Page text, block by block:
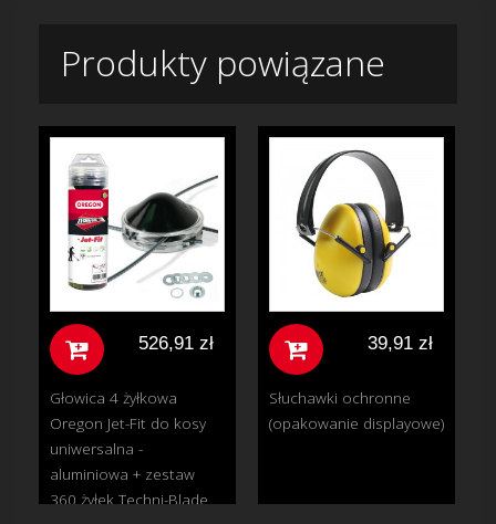
Produkty powiązane
526,91 zł
Głowica 4 żyłkowa
Oregon Jet-Fit do kosy
uniwersalna -
aluminiowa + zestaw
360 żyłek Techni-Blade
39,91 zł
Słuchawki ochronne
(opakowanie displayowe)